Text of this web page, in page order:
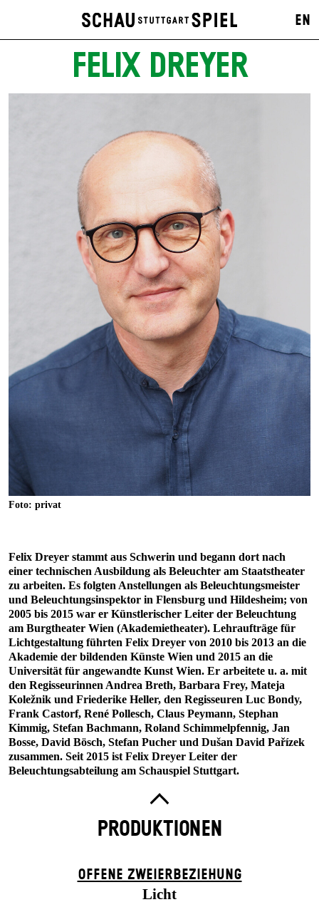
EN
FELIX DREYER
Foto: privat
Felix Dreyer stammt aus Schwerin und begann dort nach
einer technischen Ausbildung als Beleuchter am Staatstheater
zu arbeiten. Es folgten Anstellungen als Beleuchtungsmeister
und Beleuchtungsinspektor in Flensburg und Hildesheim; von
2005 bis 2015 war er Künstlerischer Leiter der Beleuchtung
am Burgtheater Wien (Akademietheater). Lehraufträge für
Lichtgestaltung führten Felix Dreyer von 2010 bis 2013 an die
Akademie der bildenden Künste Wien und 2015 an die
Universität für angewandte Kunst Wien. Er arbeitete u. a. mit
den Regisseurinnen Andrea Breth, Barbara Frey, Mateja
Koležnik und Friederike Heller, den Regisseuren Luc Bondy,
Frank Castorf, René Pollesch, Claus Peymann, Stephan
Kimmig, Stefan Bachmann, Roland Schimmelpfennig, Jan
Bosse, David Bösch, Stefan Pucher und Dušan David Pařízek
zusammen. Seit 2015 ist Felix Dreyer Leiter der
Beleuchtungsabteilung am Schauspiel Stuttgart.
PRODUKTIONEN
OFFENE ZWEIER­BEZIEHUNG
Licht